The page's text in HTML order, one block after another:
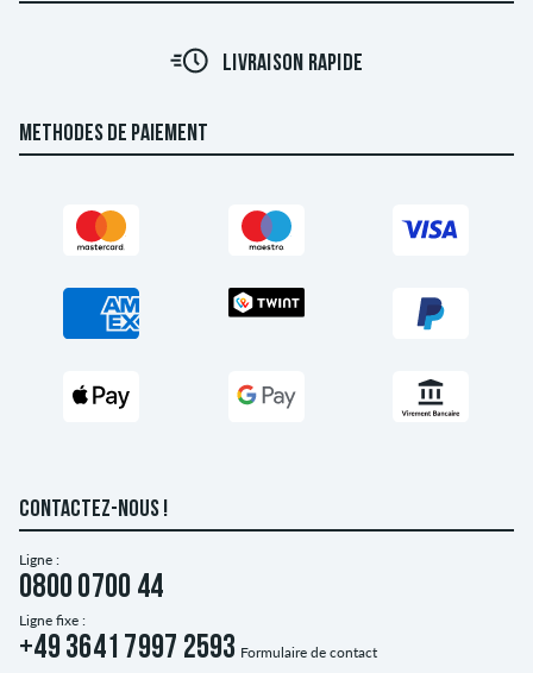
LIVRAISON RAPIDE
METHODES DE PAIEMENT
CONTACTEZ-NOUS !
Ligne :
0800 0700 44
Ligne fixe :
+49 3641 7997 2593 Formulaire de contact